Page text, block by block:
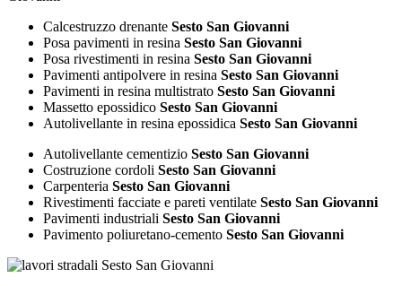
Calcestruzzo drenante Sesto San Giovanni
Posa pavimenti in resina Sesto San Giovanni
Posa rivestimenti in resina Sesto San Giovanni
Pavimenti antipolvere in resina Sesto San Giovanni
Pavimenti in resina multistrato Sesto San Giovanni
Massetto epossidico Sesto San Giovanni
Autolivellante in resina epossidica Sesto San Giovanni
Autolivellante cementizio Sesto San Giovanni
Costruzione cordoli Sesto San Giovanni
Carpenteria Sesto San Giovanni
Rivestimenti facciate e pareti ventilate Sesto San Giovanni
Pavimenti industriali Sesto San Giovanni
Pavimento poliuretano-cemento Sesto San Giovanni